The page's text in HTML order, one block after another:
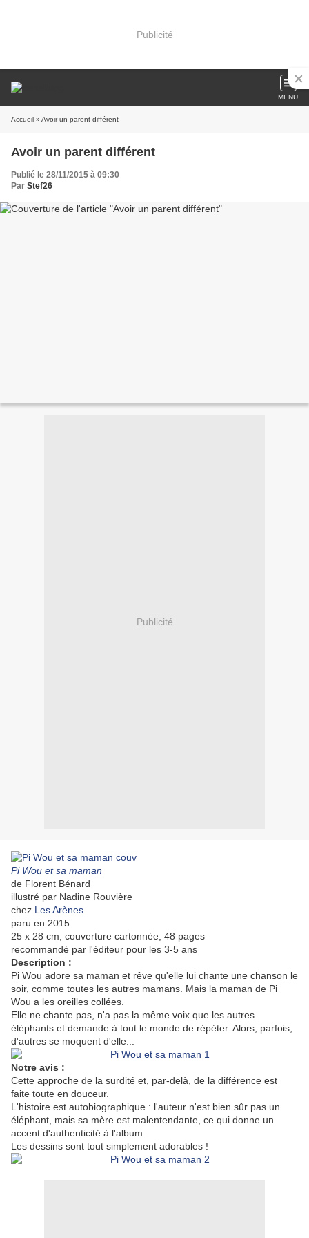
Publicité
MENU
Accueil » Avoir un parent différent
Avoir un parent différent
Publié le 28/11/2015 à 09:30
Par Stef26
Publicité
Pi Wou et sa maman
de Florent Bénard
illustré par Nadine Rouvière
chez Les Arènes
paru en 2015
25 x 28 cm, couverture cartonnée, 48 pages
recommandé par l'éditeur pour les 3-5 ans
Description :
Pi Wou adore sa maman et rêve qu'elle lui chante une chanson le
soir, comme toutes les autres mamans. Mais la maman de Pi
Wou a les oreilles collées.
Elle ne chante pas, n'a pas la même voix que les autres
éléphants et demande à tout le monde de répéter. Alors, parfois,
d'autres se moquent d'elle...
Notre avis :
Cette approche de la surdité et, par-delà, de la différence est
faite toute en douceur.
L'histoire est autobiographique : l'auteur n'est bien sûr pas un
éléphant, mais sa mère est malentendante, ce qui donne un
accent d'authenticité à l'album.
Les dessins sont tout simplement adorables !